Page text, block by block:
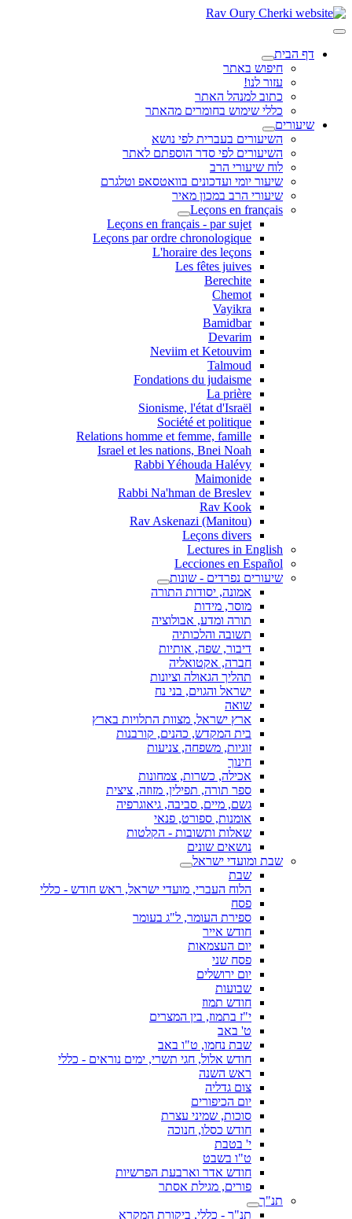
דף הבית
חיפוש באתר
עזור לנו!
כתוב למנהל האתר
כללי שימוש בחומרים מהאתר
שיעורים
השיעורים בעברית לפי נושא
השיעורים לפי סדר הוספתם לאתר
לוח שיעורי הרב
שיעור יומי ועדכונים בוואטסאפ וטלגרם
שיעורי הרב במכון מאיר
Leçons en français
Leçons en français - par sujet
Leçons par ordre chronologique
L'horaire des leçons
Les fêtes juives
Berechite
Chemot
Vayikra
Bamidbar
Devarim
Neviim et Ketouvim
Talmoud
Fondations du judaisme
La prière
Sionisme, l'état d'Israël
Société et politique
Relations homme et femme, famille
Israel et les nations, Bnei Noah
Rabbi Yéhouda Halévy
Maimonide
Rabbi Na'hman de Breslev
Rav Kook
(Rav Askenazi (Manitou
Leçons divers
Lectures in English
Lecciones en Español
שיעורים נפרדים - שונות
אמונה, יסודות התורה
מוסר, מידות
תורה ומדע, אבולוציה
תשובה והלכותיה
דיבור, שפה, אותיות
חברה, אקטואליה
תהליך הגאולה וציונות
ישראל והגוים, בני נח
שואה
ארץ ישראל, מצוות התלויות בארץ
בית המקדש, כהנים, קורבנות
זוגיות, משפחה, צניעות
חינוך
אכילה, כשרות, צמחונות
ספר תורה, תפילין, מזוזה, ציצית
גשם, מיים, סביבה, גיאוגרפיה
אומנות, ספורט, פנאי
שאלות ותשובות - הקלטות
נושאים שונים
שבת ומועדי ישראל
שבת
הלוח העברי, מועדי ישראל, ראש חודש - כללי
פסח
ספירת העומר, ל"ג בעומר
חודש אייר
יום העצמאות
פסח שני
יום ירושלים
שבועות
חודש תמוז
י"ז בתמוז, בין המצרים
ט' באב
שבת נחמו, ט"ו באב
חודש אלול, חגי תשרי, ימים נוראים - כללי
ראש השנה
צום גדליה
יום הכיפורים
סוכות, שמיני עצרת
חודש כסלו, חנוכה
י' בטבת
ט"ו בשבט
חודש אדר וארבעת הפרשיות
פורים, מגילת אסתר
תנ"ך
תנ"ך - כללי, ביקורת המקרא